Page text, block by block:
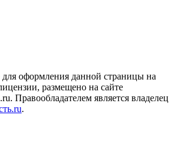
оформления данной страницы на
размещено на сайте
Правообладателем является владелец
.